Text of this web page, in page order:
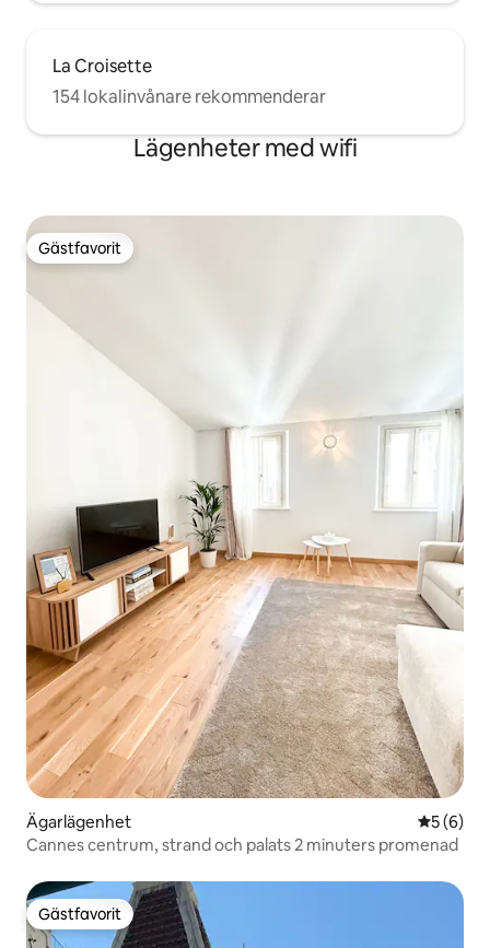
La Croisette
154 lokalinvånare rekommenderar
Lägenheter med wifi
Gästfavorit
Gästfavorit
Ägarlägenhet 5 av 5 i
5 (6)
Cannes centrum, strand och palats 2 minuters promenad
Gästfavorit
Gästfavorit